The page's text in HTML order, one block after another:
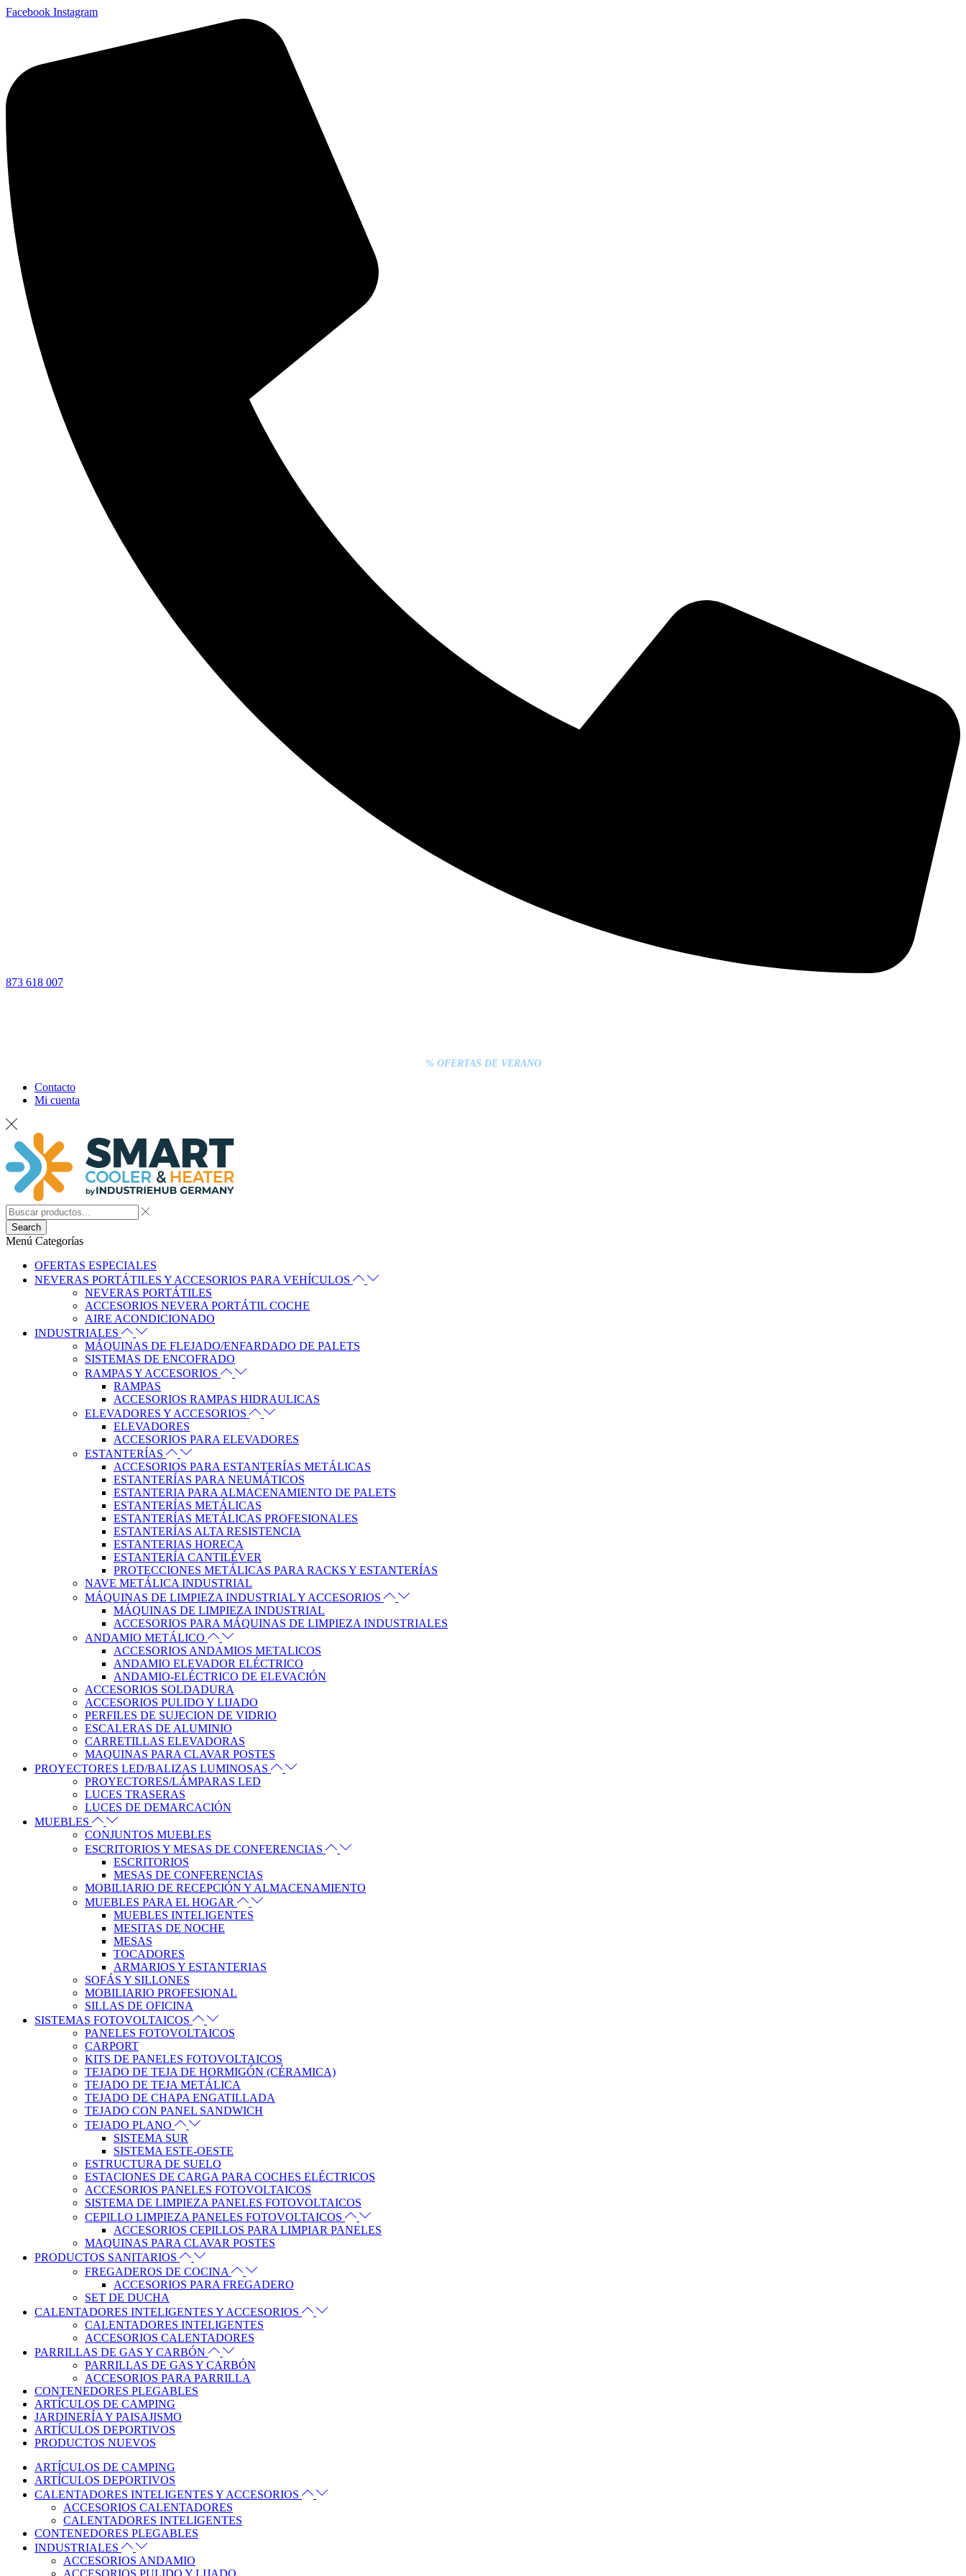
Facebook Instagram
873 618 007
% OFERTAS DE VERANO
Contacto
Mi cuenta
Search
Menú Categorías
OFERTAS ESPECIALES
NEVERAS PORTÁTILES Y ACCESORIOS PARA VEHÍCULOS
NEVERAS PORTÁTILES
ACCESORIOS NEVERA PORTÁTIL COCHE
AIRE ACONDICIONADO
INDUSTRIALES
MÁQUINAS DE FLEJADO/ENFARDADO DE PALETS
SISTEMAS DE ENCOFRADO
RAMPAS Y ACCESORIOS
RAMPAS
ACCESORIOS RAMPAS HIDRAULICAS
ELEVADORES Y ACCESORIOS
ELEVADORES
ACCESORIOS PARA ELEVADORES
ESTANTERÍAS
ACCESORIOS PARA ESTANTERÍAS METÁLICAS
ESTANTERÍAS PARA NEUMÁTICOS
ESTANTERIA PARA ALMACENAMIENTO DE PALETS
ESTANTERÍAS METÁLICAS
ESTANTERÍAS METÁLICAS PROFESIONALES
ESTANTERÍAS ALTA RESISTENCIA
ESTANTERIAS HORECA
ESTANTERÍA CANTILÉVER
PROTECCIONES METÁLICAS PARA RACKS Y ESTANTERÍAS
NAVE METÁLICA INDUSTRIAL
MÁQUINAS DE LIMPIEZA INDUSTRIAL Y ACCESORIOS
MÁQUINAS DE LIMPIEZA INDUSTRIAL
ACCESORIOS PARA MÁQUINAS DE LIMPIEZA INDUSTRIALES
ANDAMIO METÁLICO
ACCESORIOS ANDAMIOS METALICOS
ANDAMIO ELEVADOR ELÉCTRICO
ANDAMIO-ELÉCTRICO DE ELEVACIÓN
ACCESORIOS SOLDADURA
ACCESORIOS PULIDO Y LIJADO
PERFILES DE SUJECION DE VIDRIO
ESCALERAS DE ALUMINIO
CARRETILLAS ELEVADORAS
MAQUINAS PARA CLAVAR POSTES
PROYECTORES LED/BALIZAS LUMINOSAS
PROYECTORES/LÁMPARAS LED
LUCES TRASERAS
LUCES DE DEMARCACIÓN
MUEBLES
CONJUNTOS MUEBLES
ESCRITORIOS Y MESAS DE CONFERENCIAS
ESCRITORIOS
MESAS DE CONFERENCIAS
MOBILIARIO DE RECEPCIÓN Y ALMACENAMIENTO
MUEBLES PARA EL HOGAR
MUEBLES INTELIGENTES
MESITAS DE NOCHE
MESAS
TOCADORES
ARMARIOS Y ESTANTERIAS
SOFÁS Y SILLONES
MOBILIARIO PROFESIONAL
SILLAS DE OFICINA
SISTEMAS FOTOVOLTAICOS
PANELES FOTOVOLTAICOS
CARPORT
KITS DE PANELES FOTOVOLTAICOS
TEJADO DE TEJA DE HORMIGÓN (CÉRAMICA)
TEJADO DE TEJA METÁLICA
TEJADO DE CHAPA ENGATILLADA
TEJADO CON PANEL SANDWICH
TEJADO PLANO
SISTEMA SUR
SISTEMA ESTE-OESTE
ESTRUCTURA DE SUELO
ESTACIONES DE CARGA PARA COCHES ELÉCTRICOS
ACCESORIOS PANELES FOTOVOLTAICOS
SISTEMA DE LIMPIEZA PANELES FOTOVOLTAICOS
CEPILLO LIMPIEZA PANELES FOTOVOLTAICOS
ACCESORIOS CEPILLOS PARA LIMPIAR PANELES
MAQUINAS PARA CLAVAR POSTES
PRODUCTOS SANITARIOS
FREGADEROS DE COCINA
ACCESORIOS PARA FREGADERO
SET DE DUCHA
CALENTADORES INTELIGENTES Y ACCESORIOS
CALENTADORES INTELIGENTES
ACCESORIOS CALENTADORES
PARRILLAS DE GAS Y CARBÓN
PARRILLAS DE GAS Y CARBÓN
ACCESORIOS PARA PARRILLA
CONTENEDORES PLEGABLES
ARTÍCULOS DE CAMPING
JARDINERÍA Y PAISAJISMO
ARTÍCULOS DEPORTIVOS
PRODUCTOS NUEVOS
ARTÍCULOS DE CAMPING
ARTÍCULOS DEPORTIVOS
CALENTADORES INTELIGENTES Y ACCESORIOS
ACCESORIOS CALENTADORES
CALENTADORES INTELIGENTES
CONTENEDORES PLEGABLES
INDUSTRIALES
ACCESORIOS ANDAMIO
ACCESORIOS PULIDO Y LIJADO